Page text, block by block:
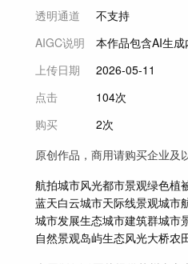
透明通道
不支持
AIGC说明
本作品包含AI生
上传日期
2026-05-11
点击
104次
购买
2次
原创作品，商用请购买企业及
航拍城市风光都市景观绿色植
蓝天白云城市天际线景观城市
城市发展生态城市建筑群城市
自然景观岛屿生态风光大桥农